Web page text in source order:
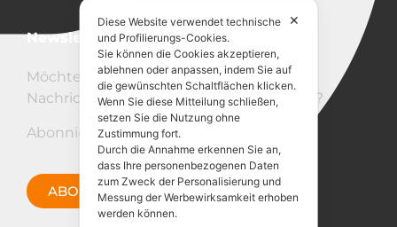
Newsletter
Möchten Sie über unsere neuesten
Nachrichten auf dem Laufenden bleiben?
Abonnieren Sie den Newsletter!
ABONNIERE JETZT
✕
Diese Website verwendet technische
und Profilierungs-Cookies.
Sie können die Cookies akzeptieren,
ablehnen oder anpassen, indem Sie auf
die gewünschten Schaltflächen klicken.
Wenn Sie diese Mitteilung schließen,
setzen Sie die Nutzung ohne
Zustimmung fort.
Durch die Annahme erkennen Sie an,
dass Ihre personenbezogenen Daten
zum Zweck der Personalisierung und
Messung der Werbewirksamkeit erhoben
werden können.